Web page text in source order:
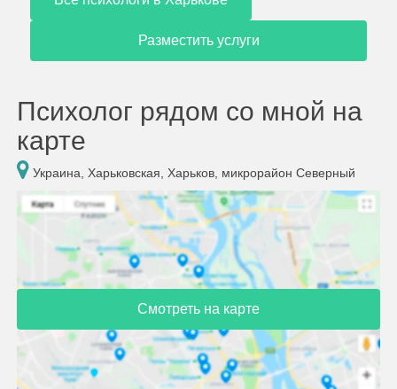
Разместить услуги
Психолог рядом со мной на
карте
Украина, Харьковская, Харьков, микрорайон Северный
Смотреть на карте